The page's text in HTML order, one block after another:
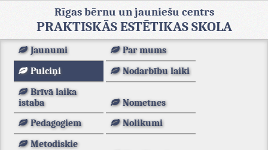
Rīgas bērnu un jauniešu centrs
PRAKTISKĀS ESTĒTIKAS SKOLA
Jaunumi
Par mums
Pulciņi
Nodarbību laiki
Brīvā laika
istaba
Nometnes
Pedagogiem
Nolikumi
Metodiskie